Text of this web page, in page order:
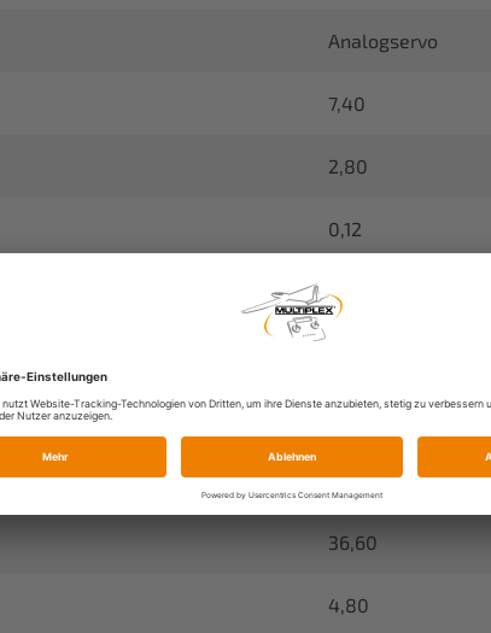
Analogservo
7,40
2,80
0,12
HSR-Serie
H24T (Ø6,0mm)
40,60
36,60
4,80